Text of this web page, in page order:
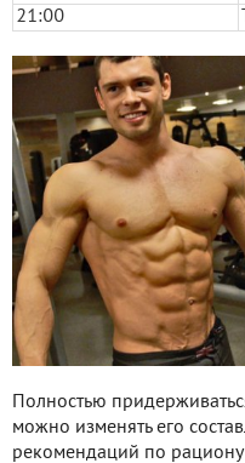
21:00
Полностью
можно изменять его
рекомендаций по